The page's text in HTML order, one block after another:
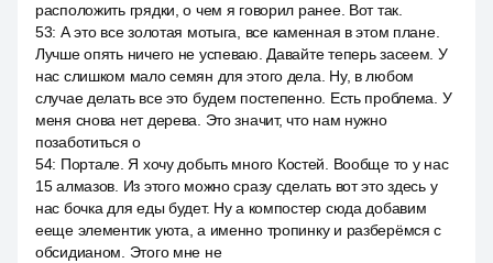
расположить грядки, о чем я говорил ранее. Вот так.
53: А это все золотая мотыга, все каменная в этом плане.
Лучше опять ничего не успеваю. Давайте теперь засеем. У
нас слишком мало семян для этого дела. Ну, в любом
случае делать все это будем постепенно. Есть проблема. У
меня снова нет дерева. Это значит, что нам нужно
позаботиться о
54: Портале. Я хочу добыть много Костей. Вообще то у нас
15 алмазов. Из этого можно сразу сделать вот это здесь у
нас бочка для еды будет. Ну а компостер сюда добавим
ееще элементик уюта, а именно тропинку и разберёмся с
обсидианом. Этого мне не